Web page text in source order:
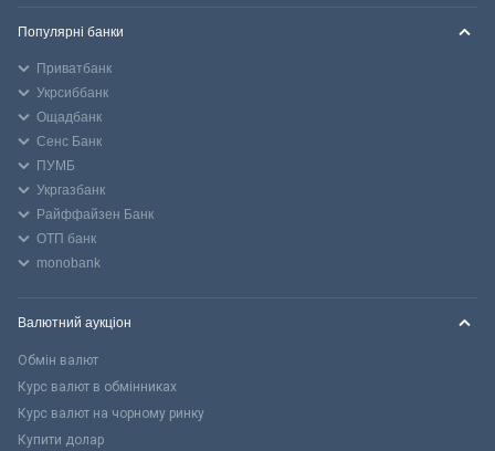
Популярні банки
Приватбанк
Укрсиббанк
Ощадбанк
Сенс Банк
ПУМБ
Укргазбанк
Райффайзен Банк
ОТП банк
monobank
Валютний аукціон
Обмін валют
Курс валют в обмінниках
Курс валют на чорному ринку
Купити долар